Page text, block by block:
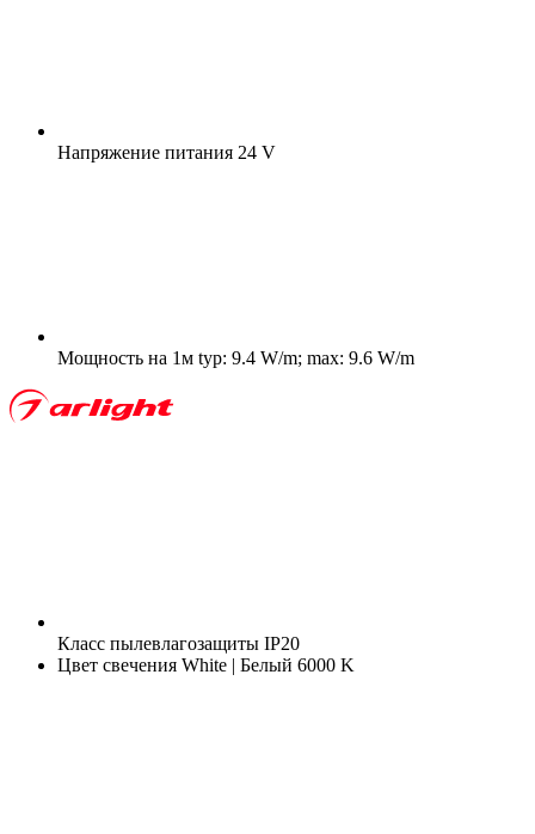
Напряжение питания 24 V
Мощность на 1м typ: 9.4 W/m; max: 9.6 W/m
Класс пылевлагозащиты IP20
Цвет свечения White | Белый 6000 K